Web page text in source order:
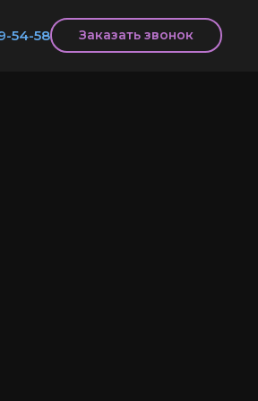
54-58 Заказать звонок